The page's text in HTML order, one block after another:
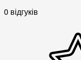
0 відгуків